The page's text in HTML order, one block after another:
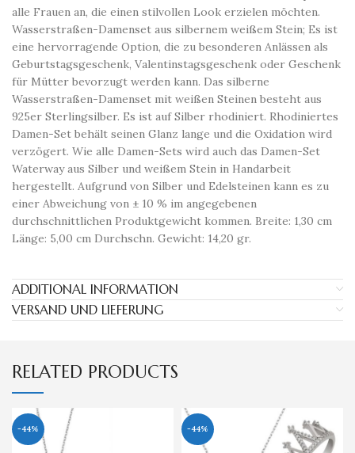
alle Frauen an, die einen stilvollen Look erzielen möchten.
Wasserstraßen-Damenset aus silbernem weißem Stein; Es ist
eine hervorragende Option, die zu besonderen Anlässen als
Geburtstagsgeschenk, Valentinstagsgeschenk oder Geschenk
für Mütter bevorzugt werden kann. Das silberne
Wasserstraßen-Damenset mit weißen Steinen besteht aus
925er Sterlingsilber. Es ist auf Silber rhodiniert. Rhodiniertes
Damen-Set behält seinen Glanz lange und die Oxidation wird
verzögert. Wie alle Damen-Sets wird auch das Damen-Set
Waterway aus Silber und weißem Stein in Handarbeit
hergestellt. Aufgrund von Silber und Edelsteinen kann es zu
einer Abweichung von ± 10 % im angegebenen
durchschnittlichen Produktgewicht kommen. Breite: 1,30 cm
Länge: 5,00 cm Durchschn. Gewicht: 14,20 gr.
ADDITIONAL INFORMATION
VERSAND UND LIEFERUNG
RELATED PRODUCTS
-44% -44%